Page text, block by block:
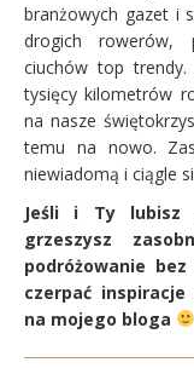
branżowych gazet i
drogich rowerów,
ciuchów top
tysięcy kilometrów
na nasze
temu na nowo.
niewiadomą i ciągle
Jeśli i Ty lubisz
grzeszysz
podróżowanie
czerpać
na mojego bloga